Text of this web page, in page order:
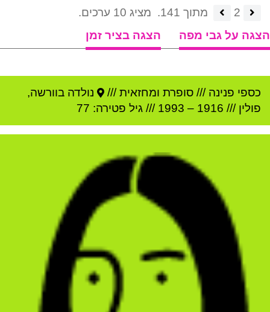
2 מתוך 141.
מציג 10 ערכים.
הצגה על גבי מפה
הצגה בציר זמן
כספי פנינה /// סופרת ומחזאית /// נולדה בוורשה,
פולין ///
1916
–
1993 /// גיל פטירה: 77